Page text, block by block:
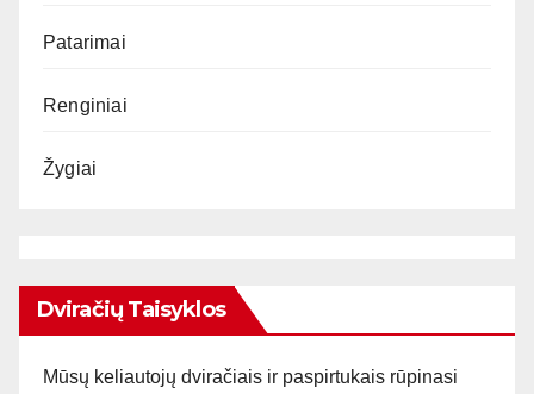
Patarimai
Renginiai
Žygiai
Dviračių Taisyklos
Mūsų keliautojų dviračiais ir paspirtukais rūpinasi